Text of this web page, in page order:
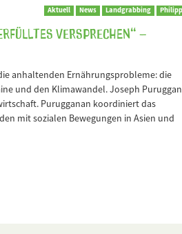
Aktuell News Landgrabbing
Versprechen“ –
anhaltenden Ernährungsprobleme: die
und den Klimawandel. Joseph
Purugganan koordiniert das
mit sozialen Bewegungen in Asien und